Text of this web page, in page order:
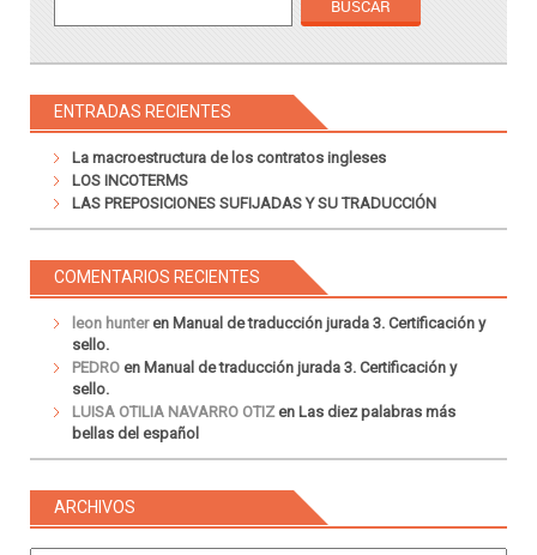
ENTRADAS RECIENTES
La macroestructura de los contratos ingleses
LOS INCOTERMS
LAS PREPOSICIONES SUFIJADAS Y SU TRADUCCIÓN
COMENTARIOS RECIENTES
leon hunteren Manual de traducción jurada 3. Certificación y
sello.
PEDRO en Manual de traducción jurada 3. Certificación y
sello.
LUISA OTILIA NAVARRO OTIZen Las diez palabras más
bellas del español
ARCHIVOS